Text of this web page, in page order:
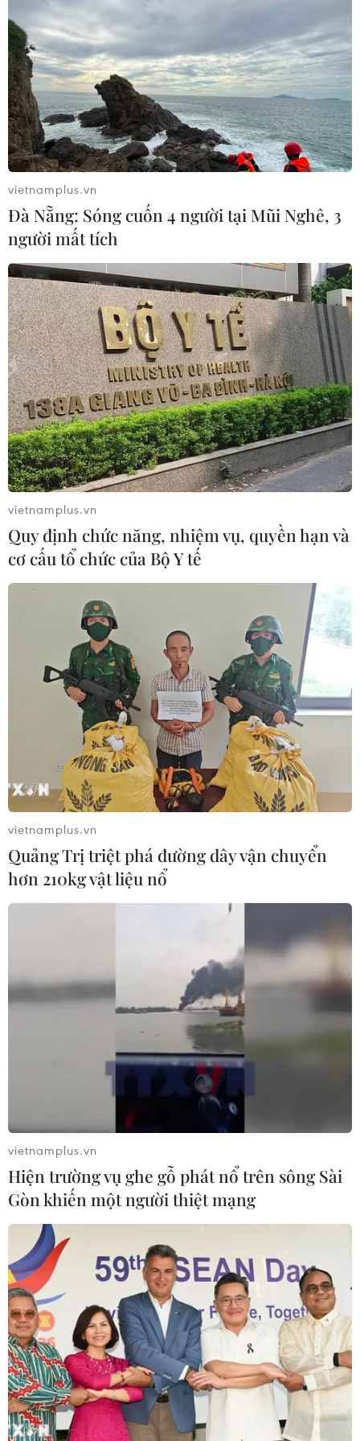
TIN CÙNG CHUYÊN MỤC
Cộng hòa Dân chủ Congo ghi nhận
hơn 300 trẻ em tử vong do Ebola
08/08/2026 15:21
vietnamplus.vn
Đà Nẵng: Sóng cuốn 4 người tại Mũi Nghê, 3
người mất tích
vietnamplus.vn
Quy định chức năng, nhiệm vụ, quyền hạn và
cơ cấu tổ chức của Bộ Y tế
vietnamplus.vn
Quảng Trị triệt phá đường dây vận chuyển
hơn 210kg vật liệu nổ
vietnamplus.vn
Hiện trường vụ ghe gỗ phát nổ trên sông Sài
Gòn khiến một người thiệt mạng